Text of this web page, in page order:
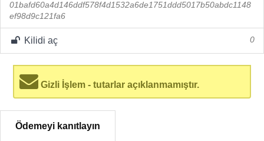
01bafd60a4d146ddf578f4d1532a6de1751ddd5017b50abdc1148
ef98d9c121fa6
Kilidi aç 0
Gizli İşlem - tutarlar açıklanmamıştır.
Ödemeyi kanıtlayın